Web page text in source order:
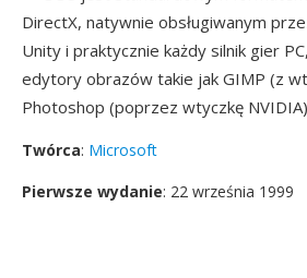
DirectX, natywnie obsługiwanym
Unity i praktycznie każdy silnik gier
edytory obrazów takie jak GIMP (z
Photoshop (poprzez wtyczkę
Twórca: Microsoft
Pierwsze wydanie: 22 września 1999